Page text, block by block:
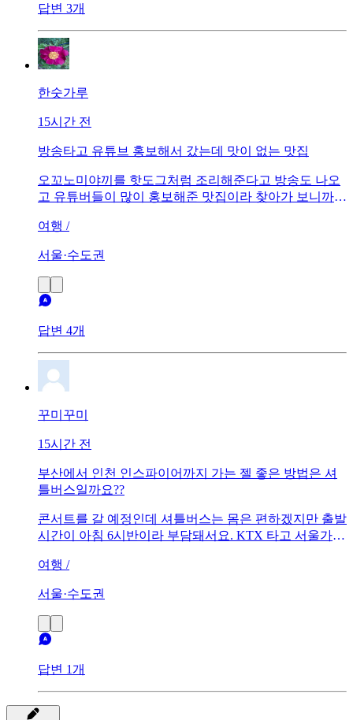
답변 3개
한숫가루
15시간 전
방송타고 유튜브 홍보해서 갔는데 맛이 없는 맛집
오꼬노미야끼를 핫도그처럼 조리해준다고 방송도 나오
고 유튜버들이 많이 홍보해준 맛집이라 찾아가 보니까
도 샀는데 결코 저렴하지 않고 맛은 돈 주고 굳이 안먹어
여행 /
서울·수도권
답변 4개
꾸미꾸미
15시간 전
부산에서 인천 인스파이어까지 가는 젤 좋은 방법은 셔
틀버스일까요??
콘서트를 갈 예정인데 셔틀버스는 몸은 편하겠지만 출발
시간이 아침 6시반이라 부담돼서요. KTX 타고 서울가서
여행 /
서울·수도권
답변 1개